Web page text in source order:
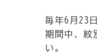
毎年6月23
期間中、紋
い。